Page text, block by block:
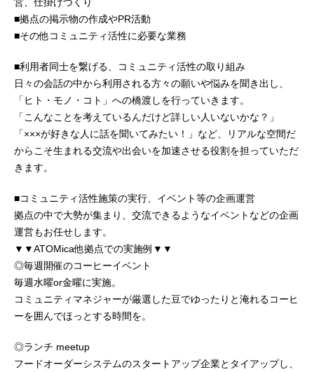
■拠点の掲示物の作成やPR活動
■その他コミュニティ活性に必要な業務
■利用者同士を繋げる、コミュニティ活性の取り組み
日々の会話の中から利用される方々の願いや悩みを聞き出し、
「ヒト・モノ・コト」への橋渡しを行っていきます。
「こんなことを考えているんだけど詳しい人いないかな？」
「×××が好きな人に話を聞いてみたい！」など、リアルな空間だ
からこそ生まれる交流や出会いを加速させる役割を担っていただ
きます。
■コミュニティ活性施策の実行、イベント等の企画運営
拠点の中で大勢が集まり、交流できるようなイベントなどの企画
運営もお任せします。
▼▼ATOMica他拠点での実施例▼▼
◎毎週開催のコーヒーイベント
毎週水曜or金曜に実施。
コミュニティマネジャーが厳選した豆でゆったりと淹れるコーヒ
ーを囲んでほっとする時間を。
◎ランチ meetup
フードオーダーシステムのスタートアップ企業とタイアップし、